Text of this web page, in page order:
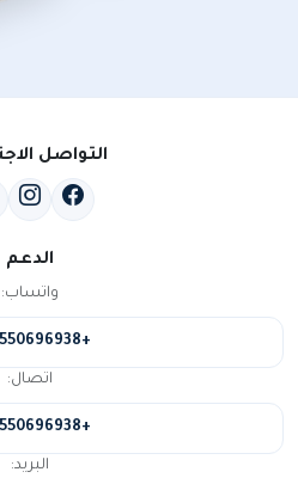
التواصل
الدعم
واتساب:
+966550696938
اتصال:
+966550696938
البريد: